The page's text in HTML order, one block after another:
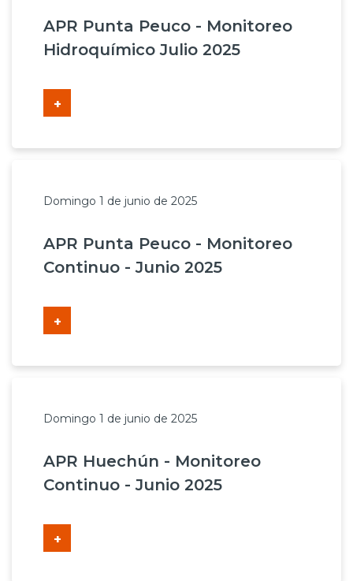
APR Punta Peuco - Monitoreo
Hidroquímico Julio 2025
+
Domingo 1 de junio de 2025
APR Punta Peuco - Monitoreo
Continuo - Junio 2025
+
Domingo 1 de junio de 2025
APR Huechún - Monitoreo
Continuo - Junio 2025
+